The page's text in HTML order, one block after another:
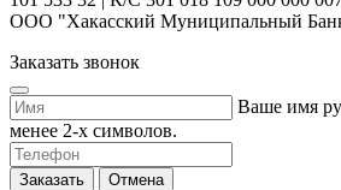
ООО "Хакасский Муниципальный
Заказать звонок
Ваше имя
менее 2-х символов.
Заказать Отмена